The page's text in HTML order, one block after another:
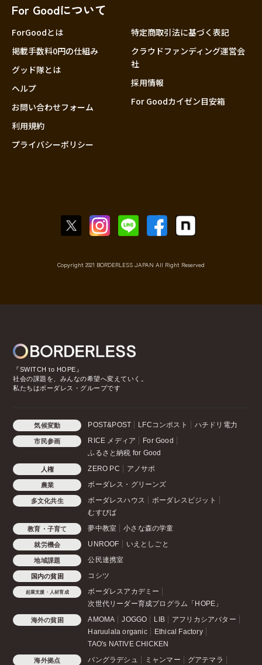
For Goodについて
ForGoodとは
掲載手数料0円の仕組み
グッド隊とは
ヘルプ
お問い合わせフォーム
利用規約
プライバシーポリシー
特定商取引法に基づく表記
クラウドファンディング運営会
社
採用情報
For Goodカイゼン目安箱
Copyright 2021 BORDERLESS JAPAN All Right Reserved
『SWITCH to HOPE』
社会の課題を、みんなの希望へ変えていく。
私たちはボーダレス・グループです
気候変動 POST&POST LFCコンポスト ハチドリ電力
市民参画 RICE メディア
For Good
ふるさと納税 for Good
人権 ZERO PC アノサポ
農業 ボーダレス・グリーンズ
多文化共生 ボーダレスハウス
ボーダレスビジット
むすびば
教育・子育て 夢中教室 小さな森の学童
就労機会 UNROOF いえとしごと
地域課題 公民連携室
国内の貧困 コシツ
起業支援・人材育成
ボーダレスアカデミー
次世代リーダー育成プログラム「HOPE」
海外の貧困 AMOMA JOGGO LIB
アフリカシアバター
Haruulala organic
Ethical Factory
TAO's NATIVE CHICKEN
海外拠点 バングラデシュ ミャンマー グアテマラ